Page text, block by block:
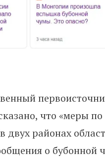
что «меры
двух районах
о бубонной